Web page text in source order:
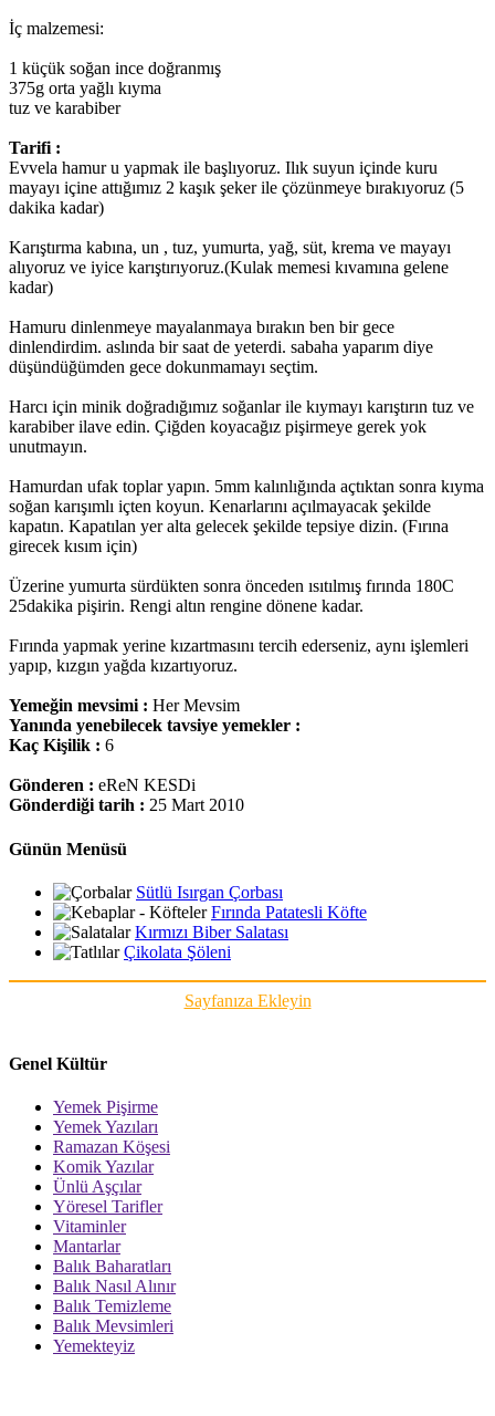
İç malzemesi:
1 küçük soğan ince doğranmış
375g orta yağlı kıyma
tuz ve karabiber
Tarifi :
Evvela hamur u yapmak ile başlıyoruz. Ilık suyun içinde kuru
mayayı içine attığımız 2 kaşık şeker ile çözünmeye bırakıyoruz (5
dakika kadar)
Karıştırma kabına, un , tuz, yumurta, yağ, süt, krema ve mayayı
alıyoruz ve iyice karıştırıyoruz.(Kulak memesi kıvamına gelene
kadar)
Hamuru dinlenmeye mayalanmaya bırakın ben bir gece
dinlendirdim. aslında bir saat de yeterdi. sabaha yaparım diye
düşündüğümden gece dokunmamayı seçtim.
Harcı için minik doğradığımız soğanlar ile kıymayı karıştırın tuz ve
karabiber ilave edin. Çiğden koyacağız pişirmeye gerek yok
unutmayın.
Hamurdan ufak toplar yapın. 5mm kalınlığında açtıktan sonra kıyma
soğan karışımlı içten koyun. Kenarlarını açılmayacak şekilde
kapatın. Kapatılan yer alta gelecek şekilde tepsiye dizin. (Fırına
girecek kısım için)
Üzerine yumurta sürdükten sonra önceden ısıtılmış fırında 180C
25dakika pişirin. Rengi altın rengine dönene kadar.
Fırında yapmak yerine kızartmasını tercih ederseniz, aynı işlemleri
yapıp, kızgın yağda kızartıyoruz.
Yemeğin mevsimi : Her Mevsim
Yanında yenebilecek tavsiye yemekler :
Kaç Kişilik : 6
Gönderen : eReN KESDi
Gönderdiği tarih : 25 Mart 2010
Günün Menüsü
Sütlü Isırgan Çorbası
Fırında Patatesli Köfte
Kırmızı Biber Salatası
Çikolata Şöleni
Sayfanıza Ekleyin
Genel Kültür
Yemek Pişirme
Yemek Yazıları
Ramazan Köşesi
Komik Yazılar
Ünlü Aşçılar
Yöresel Tarifler
Vitaminler
Mantarlar
Balık Baharatları
Balık Nasıl Alınır
Balık Temizleme
Balık Mevsimleri
Yemekteyiz